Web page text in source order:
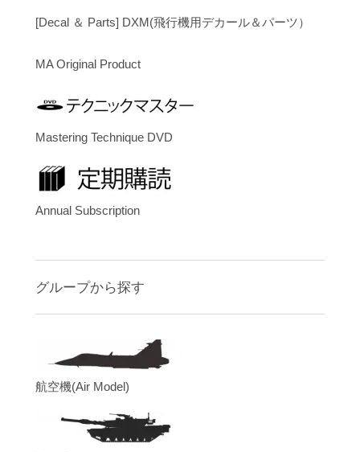
[Decal ＆ Parts] DXM(飛行機用デカール＆パーツ）
MA Original Product
Mastering Technique DVD
Annual Subscription
グループから探す
航空機(Air Model)